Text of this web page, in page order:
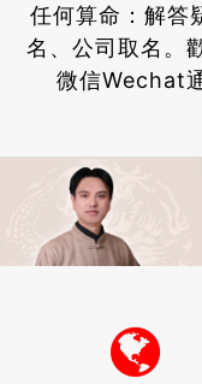
任何算命：解答
名、公司取名。
微信Wechat